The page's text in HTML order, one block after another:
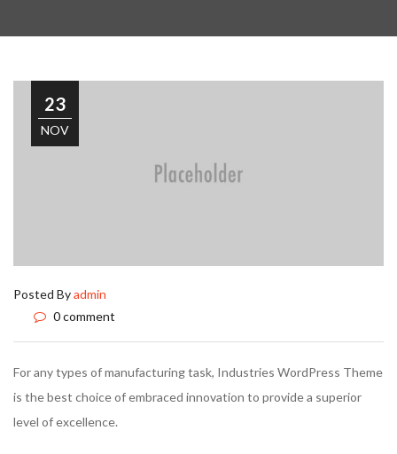
23
NOV
Posted Byadmin
0 comment
For any types of manufacturing task, Industries WordPress Theme
is the best choice of embraced innovation to provide a superior
level of excellence.